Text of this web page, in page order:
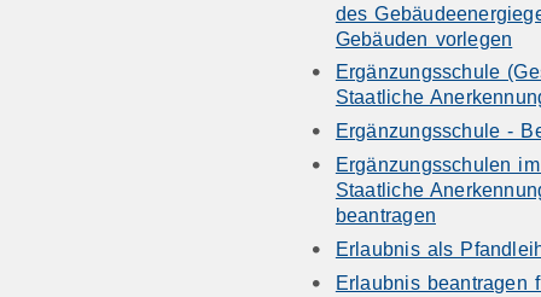
des
Gebäuden vorlegen
Ergänzungsschule
Staatliche
Ergänzungsschule -
Ergänzungsschulen
Staatliche
beantragen
Erlaubnis als
Erlaubnis beantragen